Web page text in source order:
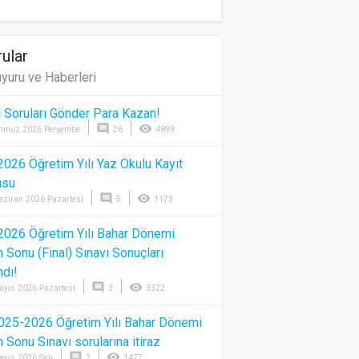
ve Haberleri
Soruları Gönder Para Kazan!
2026 Perşembe comment 26 visibility 4899
Öğretim Yılı Yaz Okulu Kayıt
2026 Pazartesi comment 5 visibility 1173
Öğretim Yılı Bahar Dönemi
Sonu (Final) Sınavı Sonuçları
2026 Pazartesi comment 3 visibility 3322
2026 Öğretim Yılı Bahar Dönemi
Sonu Sınavı sorularına itiraz